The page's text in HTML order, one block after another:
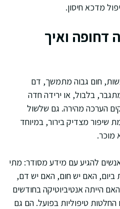
מדכא חיסון.
דחופה ואיך
חום גבוה מתמשך, דם
בלבול, או ירידה חדה
הערכה מהירה. גם שלשול
מצדיק בירור, במיוחד
מוכר.
להגיע עם מידע מסודר: מתי
ביום, האם יש חום, האם יש דם,
הייתה אנטיביוטיקה בחודשים
טיפוליות בפועל. הם גם